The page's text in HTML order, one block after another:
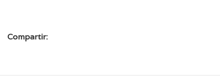
Compartir: